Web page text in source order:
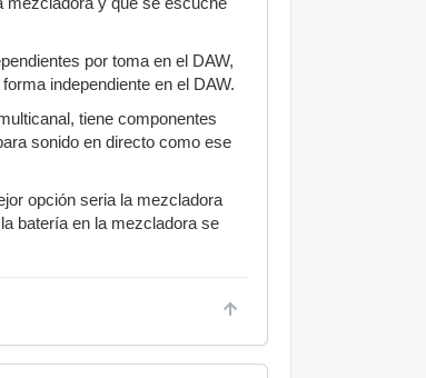
por toma en el DAW,
independiente en el DAW.
tiene componentes
sonido en directo como ese
opción seria la mezcladora
batería en la mezcladora se